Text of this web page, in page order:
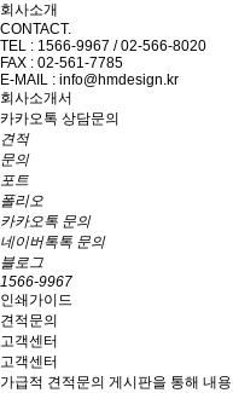
회사소개
CONTACT.
TEL : 1566-9967 / 02-566-8020
FAX : 02-561-7785
E-MAIL : info@hmdesign.kr
회사소개서
카카오톡 상담문의
견적
문의
포트
폴리오
카카오톡 문의
네이버톡톡 문의
블로그
1566-9967
인쇄가이드
견적문의
고객센터
고객센터
가급적 견적문의 게시판을 통해 내